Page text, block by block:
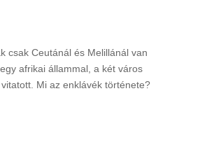
csak Ceutánál és Melillánál van
afrikai állammal, a két város
Mi az enklávék története?